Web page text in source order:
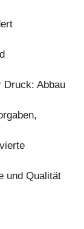
Druck: Abbau
und Qualität